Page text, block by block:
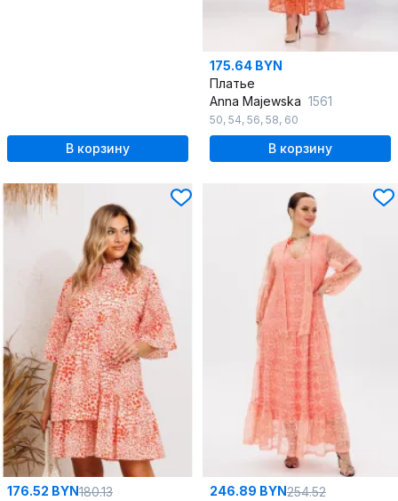
В корзину
175.64 BYN
Платье
Anna Majewska 1561
50, 54, 56, 58, 60
В корзину
176.52 BYN180.13
246.89 BYN254.52